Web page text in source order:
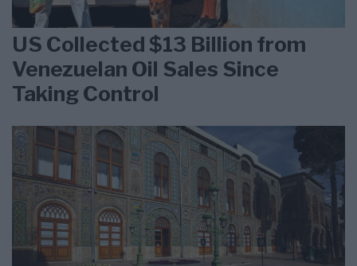
US Collected $13 Billion from
Venezuelan Oil Sales Since
Taking Control